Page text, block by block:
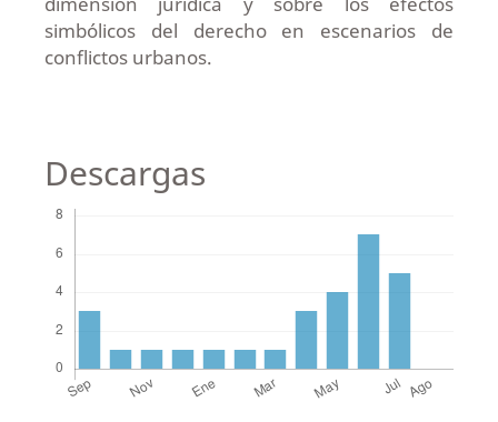
simbólicos del derecho en escenarios de
conflictos urbanos.
Descargas